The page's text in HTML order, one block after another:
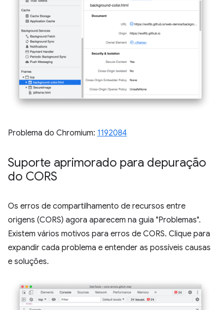
Problema do Chromium: 1192084
Suporte aprimorado para depuração
do CORS
Os erros de compartilhamento de recursos entre
origens (CORS) agora aparecem na guia "Problemas".
Existem vários motivos para erros de CORS. Clique para
expandir cada problema e entender as possíveis causas
e soluções.